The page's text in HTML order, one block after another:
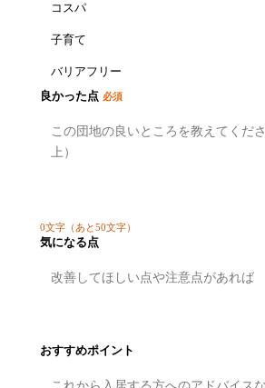
コスパ
子育て
バリアフリー
良かった点 必須
0文字 （あと50文字）
気になる点
おすすめポイント